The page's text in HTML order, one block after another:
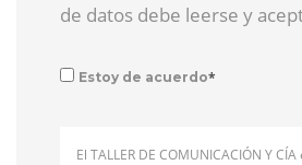
de datos debe leerse y
Estoy de acuerdo*
El TALLER DE COMUNICACIÓN Y